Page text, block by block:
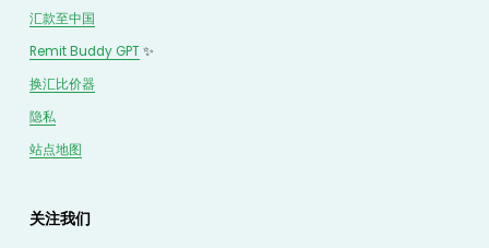
汇款至中国
Remit Buddy GPT ✨
换汇比价器
隐私
站点地图
关注我们